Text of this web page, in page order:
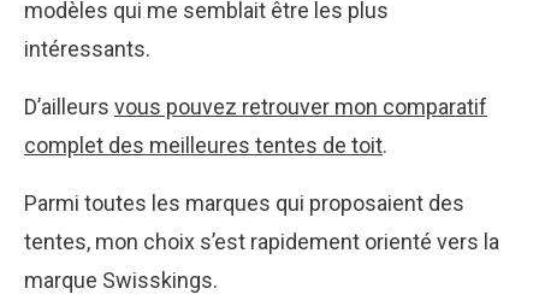
modèles qui me semblait être les plus
intéressants.
D’ailleurs vous pouvez retrouver mon comparatif
complet des meilleures tentes de toit.
Parmi toutes les marques qui proposaient des
tentes, mon choix s’est rapidement orienté vers la
marque Swisskings.